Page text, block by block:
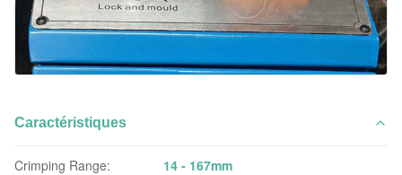
Caractéristiques
Crimping Range: 14 - 167mm